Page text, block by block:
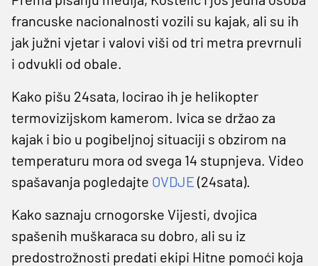
francuske nacionalnosti vozili su kajak, ali su ih
jak južni vjetar i valovi viši od tri metra prevrnuli
i odvukli od obale.
Kako pišu 24sata, locirao ih je helikopter
termovizijskom kamerom. Ivica se držao za
kajak i bio u pogibeljnoj situaciji s obzirom na
temperaturu mora od svega 14 stupnjeva. Video
spašavanja pogledajte OVDJE (24sata).
Kako saznaju crnogorske Vijesti, dvojica
spašenih muškaraca su dobro, ali su iz
predostrožnosti predati ekipi Hitne pomoći koja